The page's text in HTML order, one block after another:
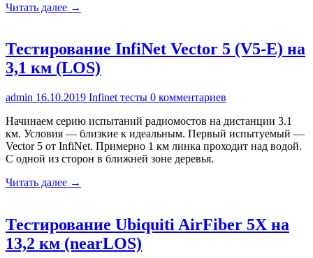
Читать далее →
Тестирование InfiNet Vector 5 (V5-E) на
3,1 км (LOS)
admin 16.10.2019 Infinet тесты 0 комментариев
Начинаем серию испытаний радиомостов на дистанции 3.1
км. Условия — близкие к идеальным. Первый испытуемый —
Vector 5 от InfiNet. Примерно 1 км линка проходит над водой.
C одной из сторон в ближней зоне деревья.
Читать далее →
Тестирование Ubiquiti AirFiber 5X на
13,2 км (nearLOS)